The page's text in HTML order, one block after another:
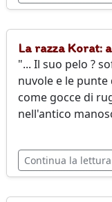
La razza Korat:
"... Il suo pelo ?
nuvole e le
come gocce di
nell'antico
Continua la lettura